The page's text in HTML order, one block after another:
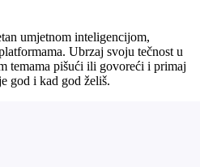
umjetnom inteligencijom,
Ubrzaj svoju tečnost u
temama pišući ili govoreći i primaj
god i kad god želiš.